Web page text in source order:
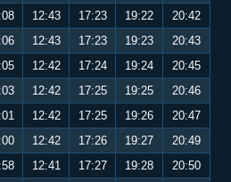
12:43 17:23 19:22
20:42
12:43 17:23 19:23
20:43
12:42 17:24 19:24
20:45
12:42 17:25 19:25
20:46
12:42 17:25 19:26
20:47
12:42 17:26 19:27
20:49
12:41 17:27 19:28
20:50